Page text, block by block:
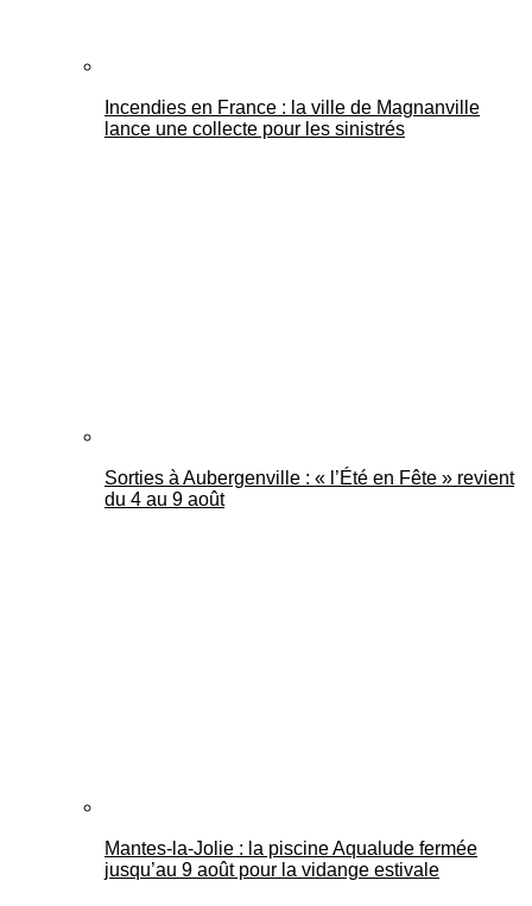
Incendies en France : la ville de Magnanville
lance une collecte pour les sinistrés
Sorties à Aubergenville : « l’Été en Fête » revient
du 4 au 9 août
Mantes-la-Jolie : la piscine Aqualude fermée
jusqu’au 9 août pour la vidange estivale